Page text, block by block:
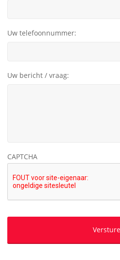
Uw telefoonnummer:
Uw bericht / vraag:
CAPTCHA